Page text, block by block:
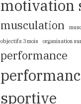
motivation
musculation
objectifs 3 mois
organisation
performance
sportive